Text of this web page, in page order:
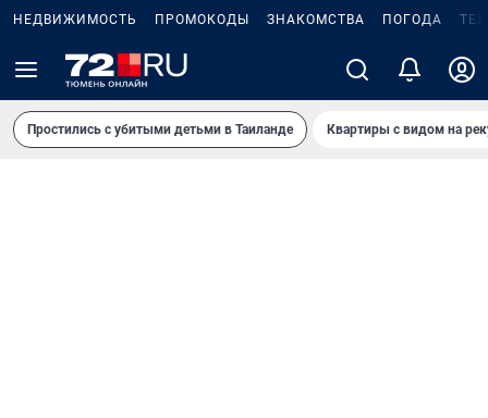
НЕДВИЖИМОСТЬ ПРОМОКОДЫ ЗНАКОМСТВА ПОГОДА
Простились с убитыми детьми в Таиланде Квартиры с видом на